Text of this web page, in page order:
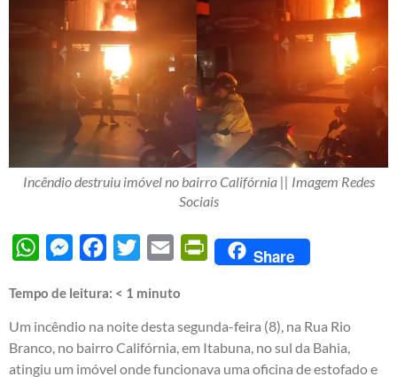
Incêndio destruiu imóvel no bairro Califórnia || Imagem Redes
Sociais
WhatsAppMessengerFacebook
Twitter Email PrintFriendly
Share
Tempo de leitura: < 1 minuto
Um incêndio na noite desta segunda-feira (8), na Rua Rio
Branco, no bairro Califórnia, em Itabuna, no sul da Bahia,
atingiu um imóvel onde funcionava uma oficina de estofado e